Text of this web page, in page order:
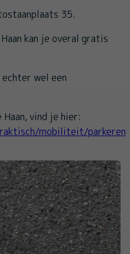
35.
kan je overal gratis
wel een
vind je hier:
mobiliteit/parkeren